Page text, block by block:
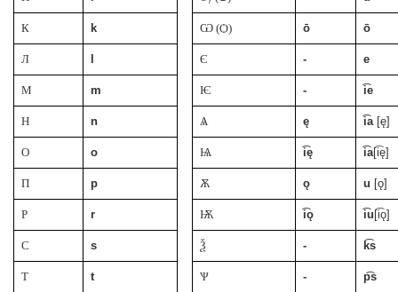
К k Ѡ (Ѻ) ō ō
Л Є - e
М m Ѥ - i͡e
Н n Ѧ ę i͡a[ę]
О o Ѩ i͡ę i͡a[i͡ę]
П p Ѫ ǫ u [ǫ]
Р r Ѭ i͡ǫ i͡u [i͡ǫ]
С s Ѯ - k͡s
Т t Ѱ - p͡s